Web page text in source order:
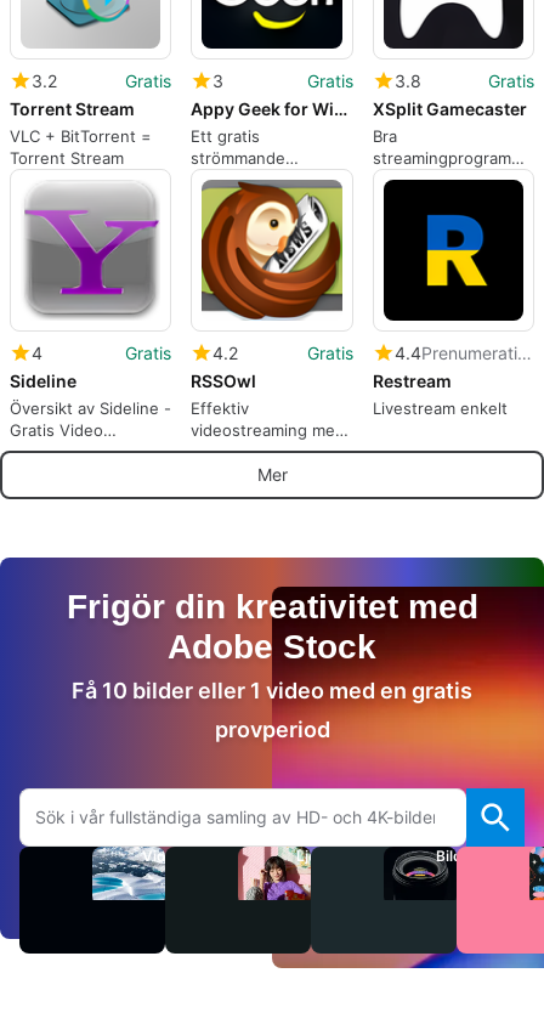
3.2
Gratis
Torrent Stream
VLC + BitTorrent =
Torrent Stream
3
Gratis
Appy Geek for Windows 10
Ett gratis
strömmande
medieprogram för
Windows
3.8
Gratis
XSplit Gamecaster
Bra
streamingprogram
för dagens
4
Gratis
Sideline
Översikt av Sideline -
Gratis Video
Streaming App
4.2
Gratis
RSSOwl
Effektiv
videostreaming med
RSSOwl
4.4
Prenumeration
Restream
Livestream enkelt
Mer
Frigör din kreativitet med
Adobe Stock
Få 10 bilder eller 1 video med en gratis
provperiod
Sök på Adobe.com
Videor Ljud Bilder